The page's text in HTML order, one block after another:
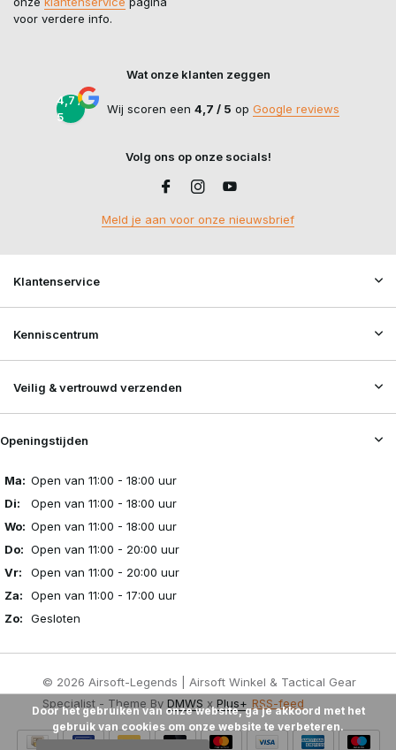
voor verdere info.
Wat onze klanten zeggen
4,7 /
5
Wij scoren een 4,7 / 5 op Google reviews
Volg ons op onze socials!
Meld je aan voor onze nieuwsbrief
Klantenservice
Kenniscentrum
Veilig & vertrouwd verzenden
Openingstijden
Ma: Open van 11:00 - 18:00 uur
Di:
Open van 11:00 - 18:00 uur
Wo: Open van 11:00 - 18:00 uur
Do: Open van 11:00 - 20:00 uur
Vr:
Open van 11:00 - 20:00 uur
Za:
Open van 11:00 - 17:00 uur
Zo:
Gesloten
© 2026 Airsoft-Legends | Airsoft Winkel & Tactical Gear
Specialist - Theme By DMWS x Plus+ RSS-feed
Door het gebruiken van onze website, ga je akkoord met het
gebruik van cookies om onze website te verbeteren.